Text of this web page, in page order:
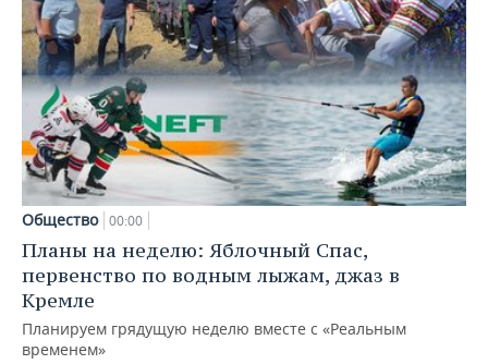
Общество 00:00
Планы на неделю: Яблочный Спас,
первенство по водным лыжам, джаз в
Кремле
Планируем грядущую неделю вместе с «Реальным
временем»